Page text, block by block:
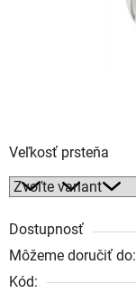
Veľkosť prsteňa
Dostupnosť
Môžeme doručiť do:
Kód: